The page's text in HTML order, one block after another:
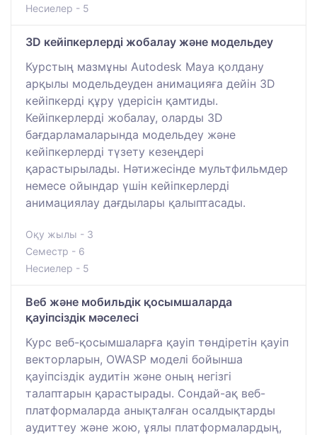
Несиелер - 5
3D кейіпкерлерді жобалау және модельдеу
Курстың мазмұны Autodesk Maya қолдану
арқылы модельдеуден анимацияға дейін 3D
кейіпкерді құру үдерісін қамтиды.
Кейіпкерлерді жобалау, оларды 3D
бағдарламаларында модельдеу және
кейіпкерлерді түзету кезеңдері
қарастырылады. Нәтижесінде мультфильмдер
немесе ойындар үшін кейіпкерлерді
анимациялау дағдылары қалыптасады.
Оқу жылы - 3
Семестр - 6
Несиелер - 5
Веб және мобильдік қосымшаларда
қауіпсіздік мәселесі
Курс веб-қосымшаларға қауіп төндіретін қауіп
векторларын, OWASP моделі бойынша
қауіпсіздік аудитін және оның негізгі
талаптарын қарастырады. Сондай-ақ веб-
платформаларда анықталған осалдықтарды
аудиттеу және жою, ұялы платформалардың,